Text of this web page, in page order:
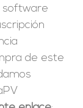
software
de este